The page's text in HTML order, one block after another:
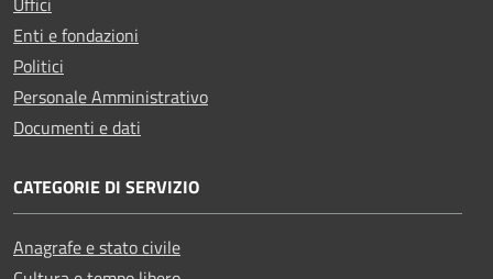
Enti e fondazioni
Politici
Personale Amministrativo
Documenti e dati
CATEGORIE DI SERVIZIO
Anagrafe e stato civile